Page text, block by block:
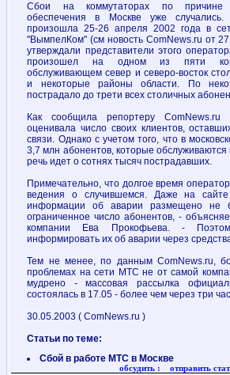
Сбои на коммутаторах по причине
обеспечения в Москве уже
произошла 25-26 апреля 2002 года в
"ВымпелКом" (см новость ComNews.ru от 27
утверждали представители этого
произошел на одном из пяти
обслуживающем север и северо-восток
и некоторые районы области. По
пострадало до трети всех столичных
Как сообщила репортеру
оценивала число своих клиентов,
связи. Однако с учетом того, что в
3,7 млн абонентов, которые
речь идет о сотнях тысяч пострадавших.
Примечательно, что долгое время
ведения о случившемся. Даже на
информации об аварии размещено не
ограниченное число абонентов, -
компании Ева Прокофьева. -
информировать их об аварии через
Тем не менее, по данным ComNews.ru,
проблемах на сети МТС не от самой
мудрено - массовая рассылка
состоялась в 17.05 - более чем через три
30.05.2003 ( ComNews.ru )
Статьи по теме:
Сбой в работе МТС в Москве
обсудить : отправить